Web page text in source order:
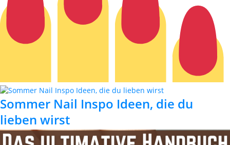
Sommer Nail Inspo Ideen, die du
lieben wirst